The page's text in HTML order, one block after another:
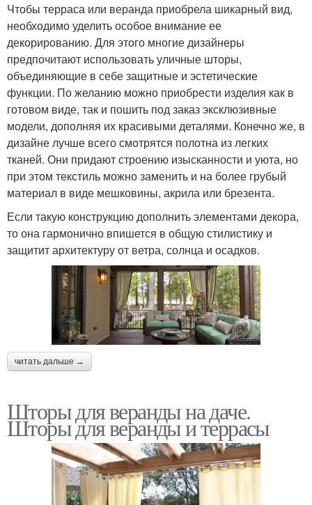
Уличные ткани
штор
Шторы в беседку Классические шторы
Французские шторы Шторы для улицы
Прозрачные шторы Акриловые шторы
Шторы для летней
беседки
Уличные занавески
Шторы в загородном
интерьере
Ткань для штор
Чтобы терраса или веранда приобрела шикарный вид,
необходимо уделить особое внимание ее
декорированию. Для этого многие дизайнеры
предпочитают использовать уличные шторы,
объединяющие в себе защитные и эстетические
функции. По желанию можно приобрести изделия как в
готовом виде, так и пошить под заказ эксклюзивные
модели, дополняя их красивыми деталями. Конечно же, в
дизайне лучше всего смотрятся полотна из легких
тканей. Они придают строению изысканности и уюта, но
при этом текстиль можно заменить и на более грубый
материал в виде мешковины, акрила или брезента.
Если такую конструкцию дополнить элементами декора,
то она гармонично впишется в общую стилистику и
защитит архитектуру от ветра, солнца и осадков.
читать дальше →
Шторы для веранды на даче.
Шторы для веранды и террасы